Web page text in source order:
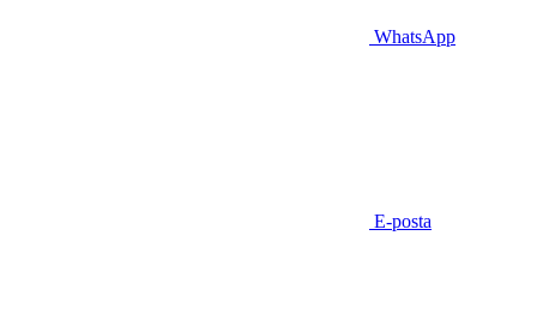
WhatsApp
E-posta